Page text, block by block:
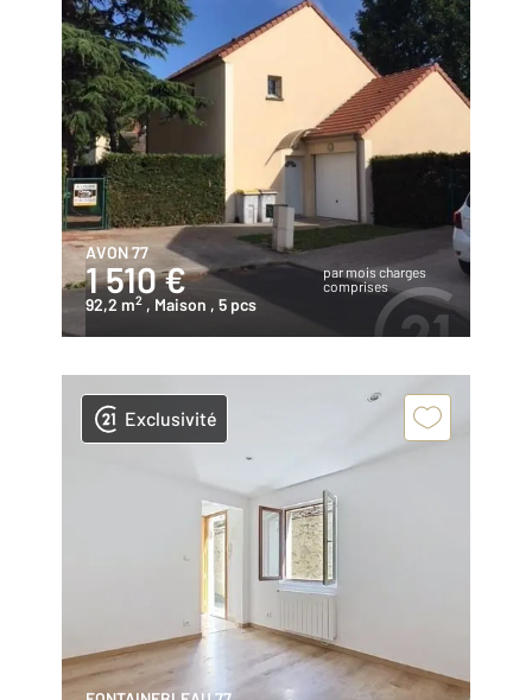
AVON 77
1 510 €
par mois charges
comprises
92,2 m2 , Maison , 5 pcs
Exclusivité